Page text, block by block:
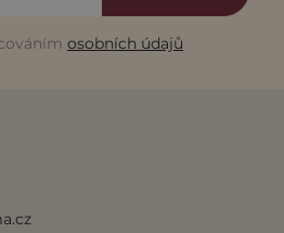
osobních údajů